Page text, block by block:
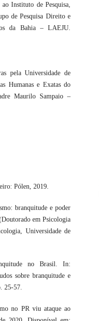
Instituto de Pesquisa,
de Pesquisa Direito e
da Bahia – LAEJU.
pela Universidade de
Humanas e Exatas do
Maurilo Sampaio –
Pólen, 2019.
branquitude e poder
em Psicologia
Universidade de
no Brasil. In:
sobre branquitude e
25-57.
no PR viu ataque ao